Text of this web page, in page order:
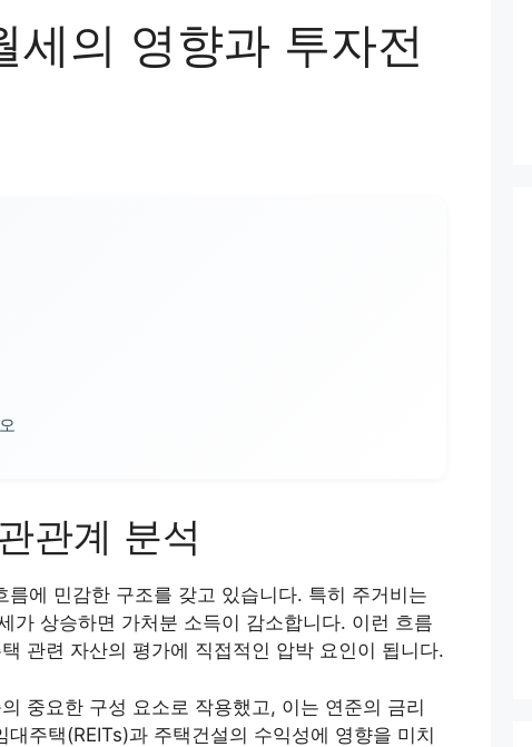
세의 영향과 투자전
관계 분석
에 민감한 구조를 갖고 있습니다. 특히 주거비는
가 상승하면 가처분 소득이 감소합니다. 이런 흐름
관련 자산의 평가에 직접적인 압박 요인이 됩니다.
중요한 구성 요소로 작용했고, 이는 연준의 금리
주택(REITs)과 주택건설의 수익성에 영향을 미치